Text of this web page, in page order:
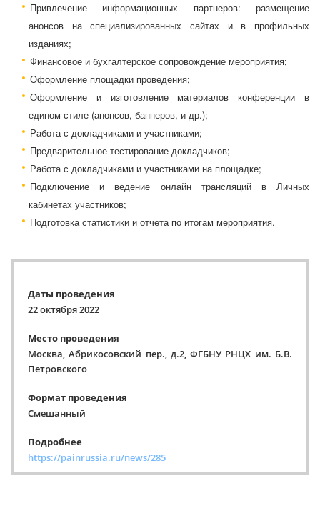
Привлечение информационных партнеров: размещение
анонсов на специализированных сайтах и в профильных
изданиях;
Финансовое и бухгалтерское сопровождение мероприятия;
Оформление площадки проведения;
Оформление и изготовление материалов конференции в
едином стиле (анонсов, баннеров, и др.);
Работа с докладчиками и участниками;
Предварительное тестирование докладчиков;
Работа с докладчиками и участниками на площадке;
Подключение и ведение онлайн трансляций в Личных
кабинетах участников;
Подготовка статистики и отчета по итогам мероприятия.
Даты проведения
22 октября 2022
Место проведения
Москва, Абрикосовский пер., д.2, ФГБНУ РНЦХ им. Б.В.
Петровского
Формат проведения
Смешанный
Подробнее
https://painrussia.ru/news/285